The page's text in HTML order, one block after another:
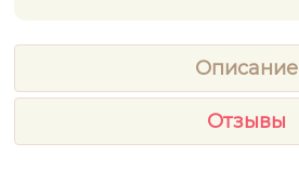
Описание
Отзывы